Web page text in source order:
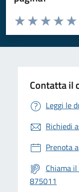
Valuta da 1 a 5 stelle la
Valuta
Valuta 3
Valuta 2 stelle
Valuta 1 stelle su 5
Contatta il
Leggi le
Richiedi
Prenota
Chiama
875011